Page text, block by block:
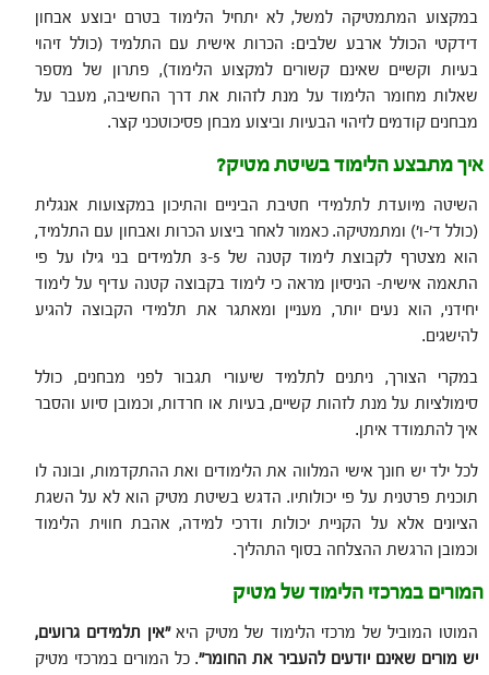
במקצוע המתמטיקה למשל, לא יתחיל הלימוד בטרם יבוצע אבחון
דידקטי הכולל ארבע שלבים: הכרות אישית עם התלמיד (כולל זיהוי
בעיות וקשיים שאינם קשורים למקצוע הלימוד), פתרון של מספר
שאלות מחומר הלימוד על מנת לזהות את דרך החשיבה, מעבר על
מבחנים קודמים לזיהוי הבעיות וביצוע מבחן פסיכוטכני קצר.
איך מתבצע הלימוד בשיטת מטיק?
השיטה מיועדת לתלמידי חטיבת הביניים והתיכון במקצועות אנגלית
(כולל ד'-ו') ומתמטיקה. כאמור לאחר ביצוע הכרות ואבחון עם התלמיד,
הוא מצטרף לקבוצת לימוד קטנה של 3-5 תלמידים בני גילו על פי
התאמה אישית- הניסיון מראה כי לימוד בקבוצה קטנה עדיף על לימוד
יחידני, הוא נעים יותר, מעניין ומאתגר את תלמידי הקבוצה להגיע
להישגים.
במקרי הצורך, ניתנים לתלמיד שיעורי תגבור לפני מבחנים, כולל
סימולציות על מנת לזהות קשיים, בעיות או חרדות, וכמובן סיוע והסבר
איך להתמודד איתן.
לכל ילד יש חונך אישי המלווה את הלימודים ואת ההתקדמות, ובונה לו
תוכנית פרטנית על פי יכולותיו. הדגש בשיטת מטיק הוא לא על השגת
הציונים אלא על הקניית יכולות ודרכי למידה, אהבת חווית הלימוד
וכמובן הרגשת ההצלחה בסוף התהליך.
המורים במרכזי הלימוד של מטיק
המוטו המוביל של מרכזי הלימוד של מטיק היא"אין תלמידים גרועים,
יש מורים שאינם יודעים להעביר את החומר". כל המורים במרכזי מטיק